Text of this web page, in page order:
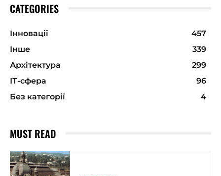
CATEGORIES
Інновації
457
Інше
339
Архітектура
299
ІТ-сфера
96
Без категорії
4
MUST READ